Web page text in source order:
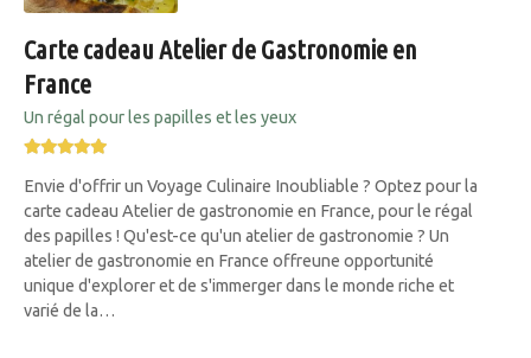
Carte cadeau Atelier de Gastronomie en
France
Un régal pour les papilles et les yeux
Envie d'offrir un Voyage Culinaire Inoubliable ? Optez pour la
carte cadeau Atelier de gastronomie en France, pour le régal
des papilles ! Qu'est-ce qu'un atelier de gastronomie ? Un
atelier de gastronomie en France offreune opportunité
unique d'explorer et de s'immerger dans le monde riche et
varié de la…